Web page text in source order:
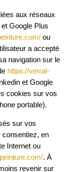
aux réseaux
Google Plus
ou
a accepté
navigation sur le
https://verral-
et Google
cookies sur vos
portable).
sur vos
consentiez, en
Internet ou
. À
revenir sur